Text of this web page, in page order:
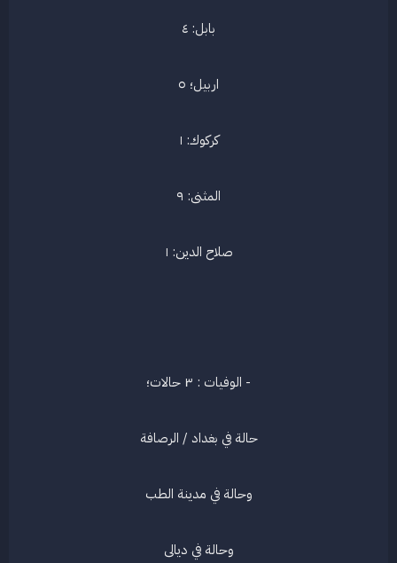
بابل: ٤​
اربيل؛ ٥​
كركوك: ١​
المثنى: ٩​
صلاح الدين: ١​
- الوفيات : ٣ حالات؛​
حالة في بغداد / الرصافة​
وحالة في مدينة الطب​
وحالة في ديالى​